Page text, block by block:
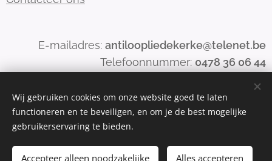
Toevoegen aan de winkelwagen
E-mailadres: antiloopliedekerke@telenet.be
Telefoonnummer: 0478 36 06 44
Mogelijk gemaakt doorWebnode Cookies
Wij gebruiken cookies om onze website goed te laten
functioneren en te beveiligen, en om je de best mogelijke
gebruikerservaring te bieden.
Accepteer alleen noodzakelijke Alles accepteren